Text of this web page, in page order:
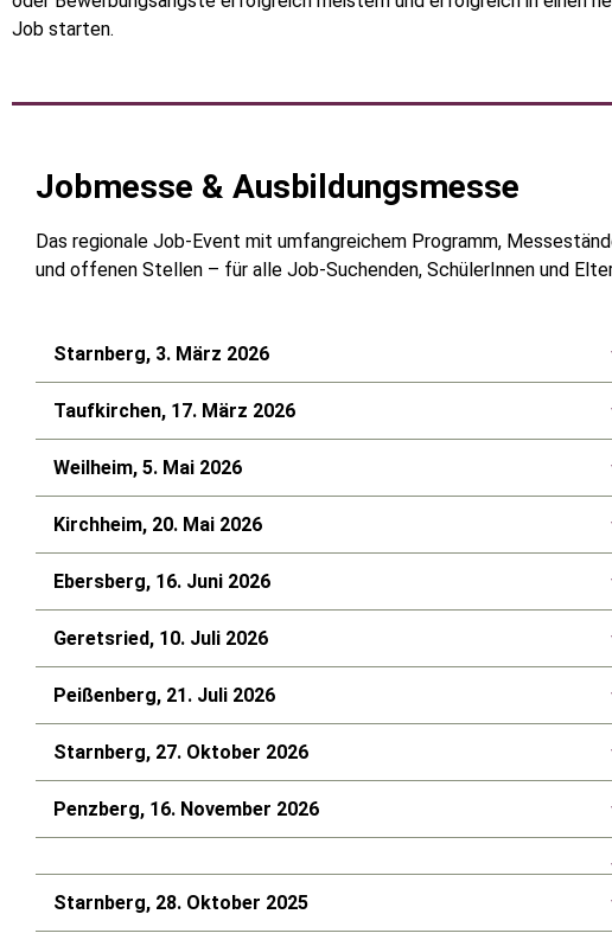
Job starten.
Jobmesse & Ausbildungsmesse
Das regionale Job-Event mit umfangreichem Programm,
und offenen Stellen – für alle Job-Suchenden, SchülerInnen und
Starnberg, 3. März 2026
Taufkirchen, 17. März 2026
Weilheim, 5. Mai 2026
Kirchheim, 20. Mai 2026
Ebersberg, 16. Juni 2026
Geretsried, 10. Juli 2026
Peißenberg, 21. Juli 2026
Starnberg, 27. Oktober 2026
Penzberg, 16. November 2026
Starnberg, 28. Oktober 2025